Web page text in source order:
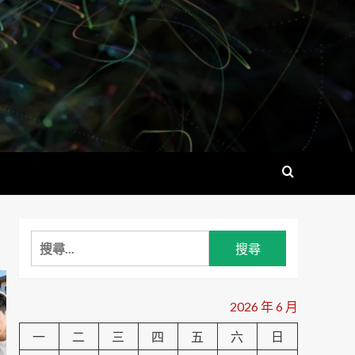
搜
尋
字:
2026 年 6 月
一
二 三 四 五 六 日